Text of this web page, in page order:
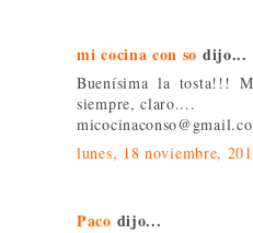
mi cocina con so dijo...
Buenísima la tosta!!!
siempre, claro....
lunes, 18 noviembre,
Paco dijo...